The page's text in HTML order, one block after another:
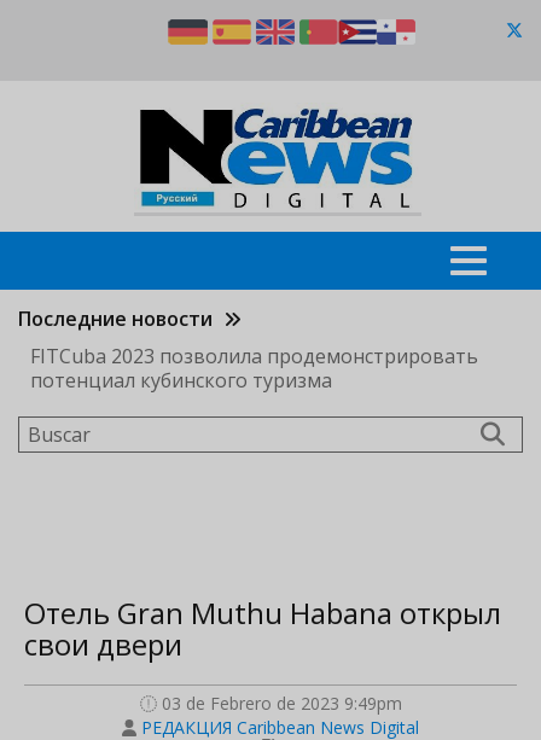
Последние новости
FITCuba 2023 позволила продемонстрировать
потенциал кубинского туризма
Buscar
Отель Gran Muthu Habana открыл
свои двери
03 de Febrero de 2023 9:49pm
РЕДАКЦИЯ Caribbean News Digital